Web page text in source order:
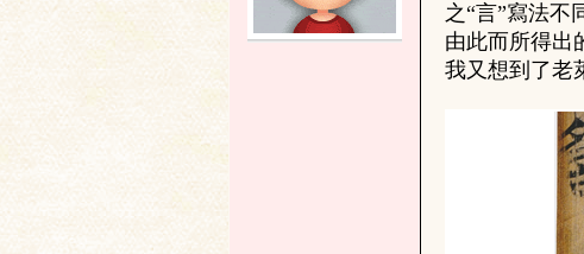
之“言”寫法不
由此而所得
我又想到了